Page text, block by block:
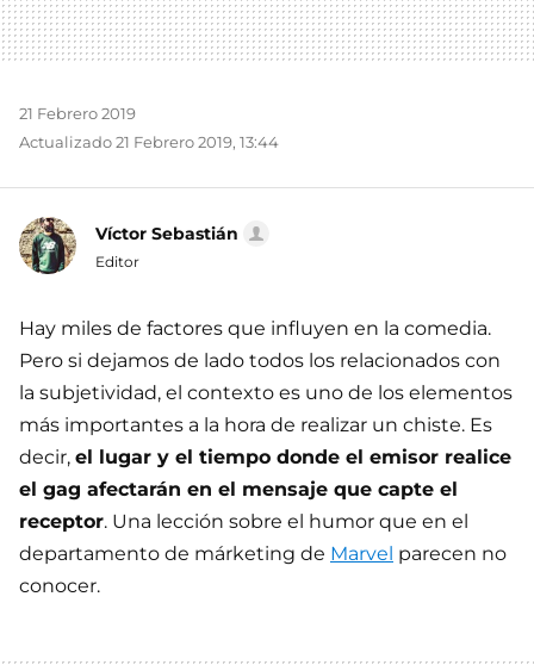
21 Febrero 2019
Actualizado 21 Febrero 2019, 13:44
Víctor Sebastián
Editor
Hay miles de factores que influyen en la comedia.
Pero si dejamos de lado todos los relacionados con
la subjetividad, el contexto es uno de los elementos
más importantes a la hora de realizar un chiste. Es
decir, el lugar y el tiempo donde el emisor realice
el gag afectarán en el mensaje que capte el
receptor. Una lección sobre el humor que en el
departamento de márketing de Marvel parecen no
conocer.